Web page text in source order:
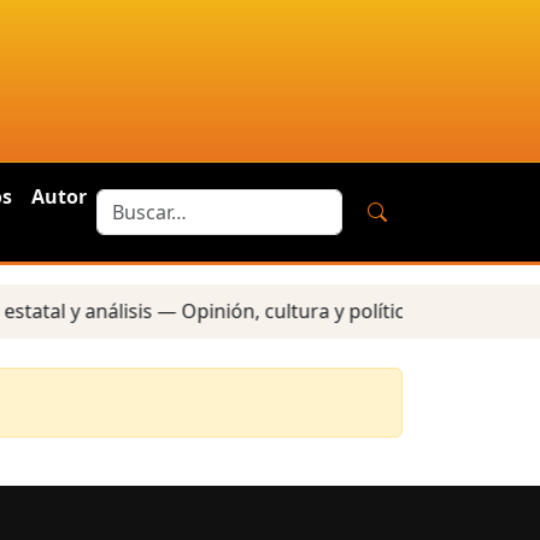
Autor
y análisis — Opinión, cultura y política — Reportes